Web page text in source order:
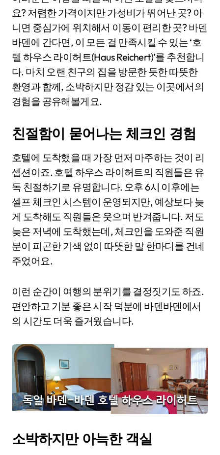
요? 저렴한 가격이지만 가성비가 뛰어난 곳? 아
니면 중심가에 위치해서 이동이 편리한 곳? 바덴
바덴에 간다면, 이 모든 걸 만족시킬 수 있는 ‘호
텔 하우스 라이허트(Haus Reichert)’를 추천합니
다. 마치 오랜 친구의 집을 방문한 듯한 따뜻한
환영과 함께, 소박하지만 정감 있는 이곳에서의
경험을 공유해볼게요.
친절함이 묻어나는 체크인 경험
호텔에 도착했을 때 가장 먼저 마주하는 것이 리
셉션이죠. 호텔 하우스 라이허트의 직원들은 유
독 친절하기로 유명합니다. 오후 6시 이후에는
셀프 체크인 시스템이 운영되지만, 예상보다 늦
게 도착해도 직원들은 웃으며 반겨줍니다. 저도
늦은 저녁에 도착했는데, 체크인을 도와준 직원
분이 피곤한 기색 없이 따뜻한 말 한마디를 건네
주었어요.
이런 순간이 여행의 분위기를 결정짓기도 하죠.
편안하고 기분 좋은 시작 덕분에 바덴바덴에서
의 시간도 더욱 즐거웠습니다.
소박하지만 아늑한 객실